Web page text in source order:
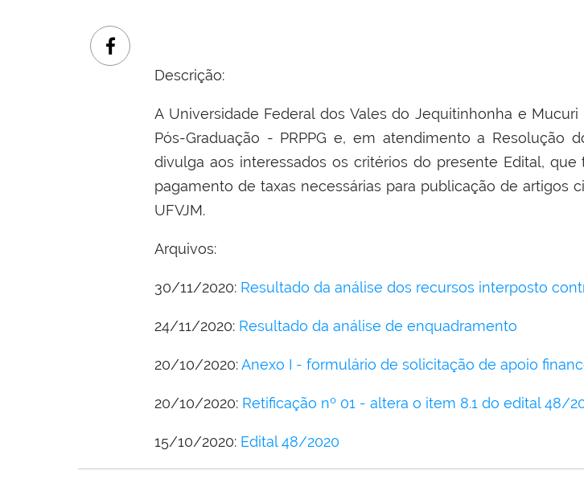
Descrição:
A Universidade Federal dos Vales do Jequitinhonha e
Pós-Graduação - PRPPG e, em atendimento a Resolução
divulga aos interessados os critérios do presente Edital,
pagamento de taxas necessárias para publicação de artigos
UFVJM.
Arquivos:
30/11/2020: Resultado da análise dos recursos interposto
24/11/2020: Resultado da análise de enquadramento
20/10/2020:Anexo I - formulário de solicitação de apoio
20/10/2020: Retificação nº 01 - altera o item 8.1 do edital 48/
15/10/2020: Edital 48/2020